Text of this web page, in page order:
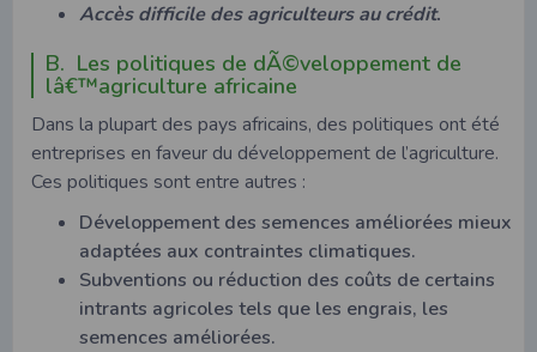
Accès difficile des agriculteurs au crédit.
B. Les politiques de dÃ©veloppement de
lâ€™agriculture africaine
Dans la plupart des pays africains, des politiques ont été
entreprises en faveur du développement de l’agriculture.
Ces politiques sont entre autres :
Développement des semences améliorées mieux
adaptées aux contraintes climatiques.
Subventions ou réduction des coûts de certains
intrants agricoles tels que les engrais, les
semences améliorées.